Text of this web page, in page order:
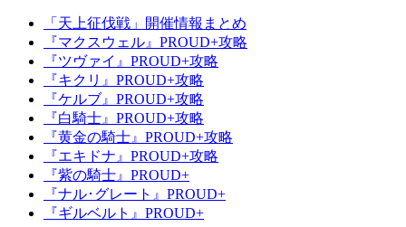
「天上征伐戦」開催情報まとめ
『マクスウェル』PROUD+攻略
『ツヴァイ』PROUD+攻略
『キクリ』PROUD+攻略
『ケルブ』PROUD+攻略
『白騎士』PROUD+攻略
『黄金の騎士』PROUD+攻略
『エキドナ』PROUD+攻略
『紫の騎士』PROUD+
『ナル･グレート』PROUD+
『ギルベルト』PROUD+